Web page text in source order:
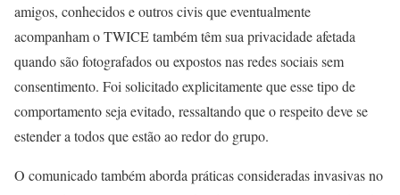
amigos, conhecidos e outros civis que eventualmente
acompanham o TWICE também têm sua privacidade afetada
quando são fotografados ou expostos nas redes sociais sem
consentimento. Foi solicitado explicitamente que esse tipo de
comportamento seja evitado, ressaltando que o respeito deve se
estender a todos que estão ao redor do grupo.
O comunicado também aborda práticas consideradas invasivas no